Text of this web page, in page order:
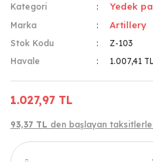
Kategori Yedek
Marka Artillery
Stok Kodu
Z-103
Havale
1.007,41
1.027,97 TL
93,37 TL den başlayan